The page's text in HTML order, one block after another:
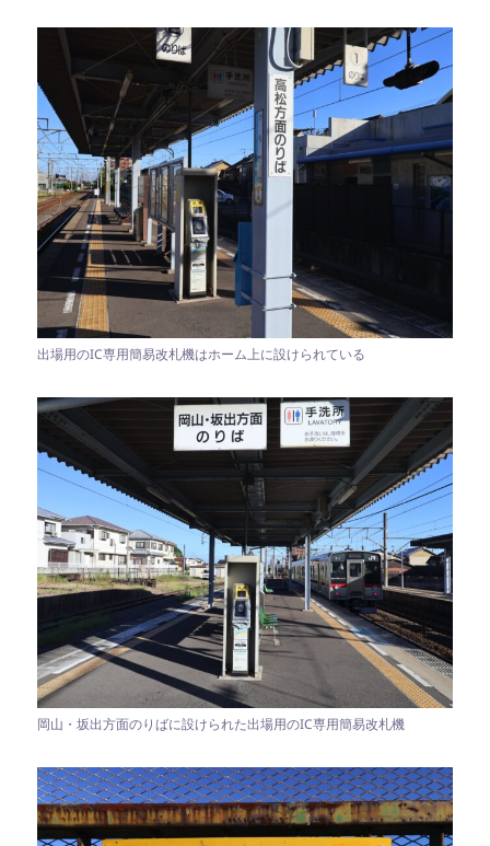
出場用のIC専用簡易改札機はホーム上に設けられている
岡山・坂出方面のりばに設けられた出場用のIC専用簡易改札機